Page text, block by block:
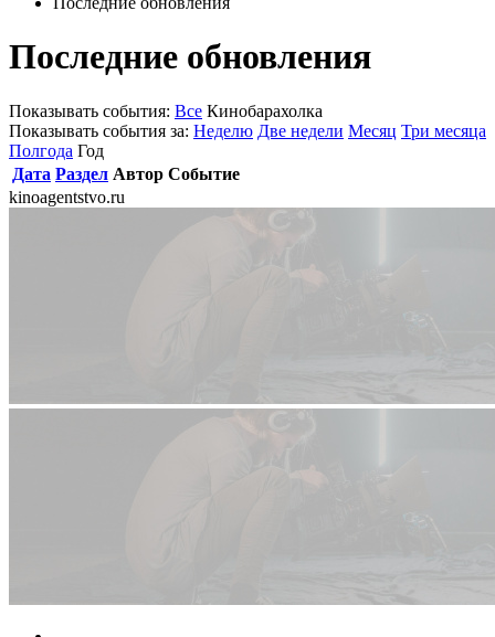
Последние обновления
Показывать события: Все Кинобарахолка
Показывать события за: Неделю Две недели Месяц Три месяца
Полгода Год
Дата Раздел Автор Событие
kinoagentstvo.ru